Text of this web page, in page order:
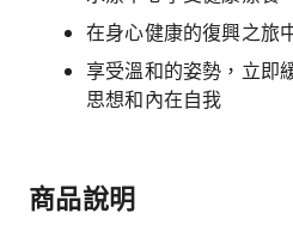
在身心健康的復興之旅
享受溫和的姿勢，立即
思想和內在自我
商品說明